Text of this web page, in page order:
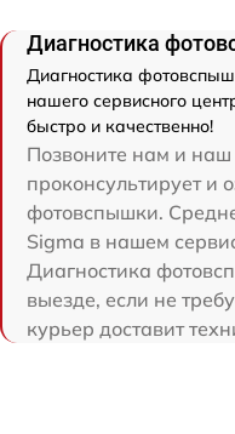
Диагностика
Диагностика
нашего сервисного
быстро и качественно!
Позвоните нам и наш
проконсультирует и
фотовспышки.
Sigma в нашем
Диагностика
выезде, если не
курьер доставит